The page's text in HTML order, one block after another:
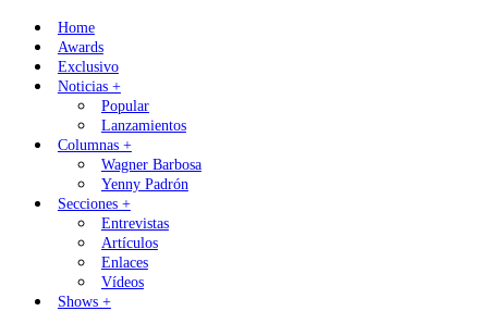
Skip
content
Home
Awards
Exclusivo
Noticias +
Popular
Lanzamientos
Columnas +
Wagner Barbosa
Yenny Padrón
Secciones +
Entrevistas
Artículos
Enlaces
Vídeos
Shows +